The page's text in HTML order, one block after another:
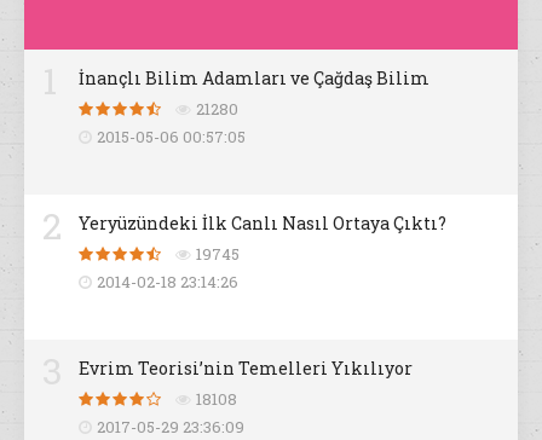
İnançlı Bilim Adamları ve Çağdaş Bilim
21280
2015-05-06 00:57:05
2 Yeryüzündeki İlk Canlı Nasıl Ortaya Çıktı?
19745
2014-02-18 23:14:26
Evrim Teorisi’nin Temelleri Yıkılıyor
18108
2017-05-29 23:36:09